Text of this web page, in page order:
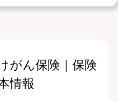
がん保険｜保険
情報